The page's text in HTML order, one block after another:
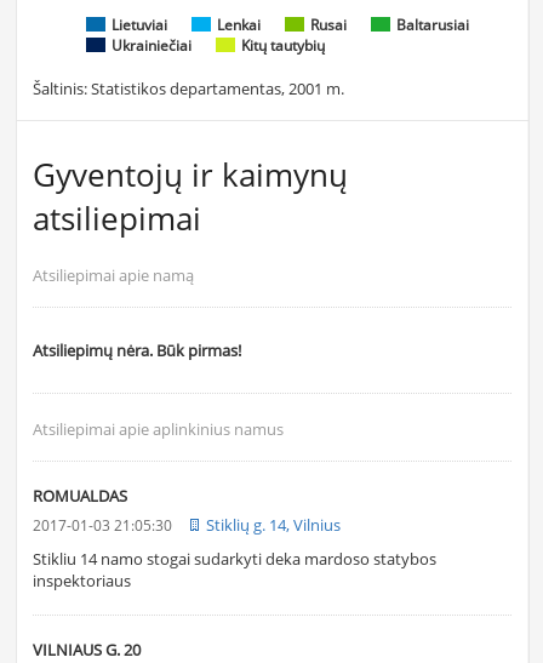
Lietuviai Lenkai Rusai
Baltarusiai
Ukrainiečiai
Kitų tautybių
Šaltinis: Statistikos departamentas, 2001 m.
Gyventojų ir kaimynų
atsiliepimai
Atsiliepimai apie namą
Atsiliepimų nėra. Būk pirmas!
Atsiliepimai apie aplinkinius namus
ROMUALDAS
2017-01-03 21:05:30
Stiklių g. 14, Vilnius
Stikliu 14 namo stogai sudarkyti deka mardoso statybos
inspektoriaus
VILNIAUS G. 20